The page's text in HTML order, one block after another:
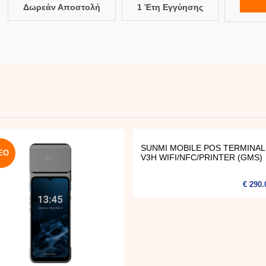
Δωρεάν Αποστολή 1 Έτη Εγγύησης
SUNMI MOBILE POS TERMINAL
V3H WIFI/NFC/PRINTER (GMS)
€